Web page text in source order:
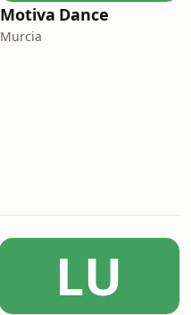
Motiva Dance
Murcia
LU